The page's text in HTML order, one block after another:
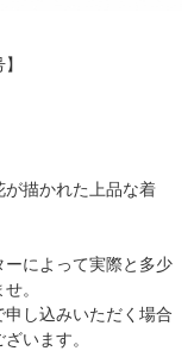
描かれた上品な着
によって実際と多少
。
し込みいただく場合
います。